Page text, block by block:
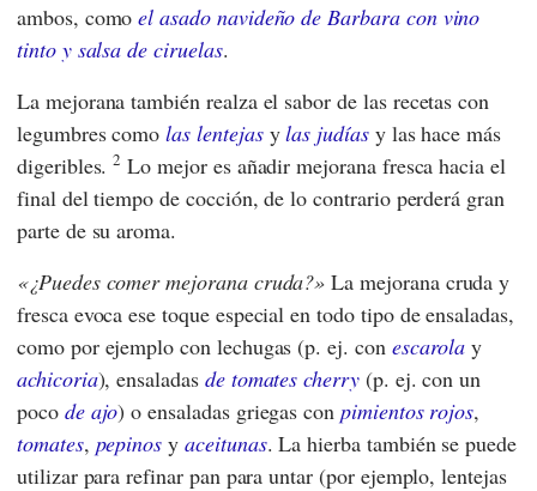
ambos, comoel asado navideño de Barbara con vino
tinto y salsa de ciruelas.
La mejorana también realza el sabor de las recetas con
legumbres comolas lentejasylas judíasy las hace más
digeribles.2 Lo mejor es añadir mejorana fresca hacia el
final del tiempo de cocción, de lo contrario perderá gran
parte de su aroma.
¿Puedes comer mejorana cruda? La mejorana cruda y
fresca evoca ese toque especial en todo tipo de ensaladas,
como por ejemplo con lechugas (p. ej. con escarola y
achicoria), ensaladas de tomates cherry(p. ej. con un
poco de ajo) o ensaladas griegas conpimientos rojos,
tomates, pepinos y aceitunas. La hierba también se puede
utilizar para refinar pan para untar (por ejemplo, lentejas